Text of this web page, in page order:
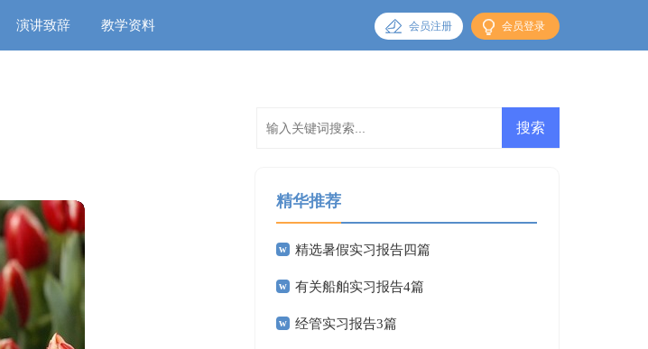
演讲致辞 教学资料 会员登录
会员注册
精华推荐
精选暑假实习报告四篇
有关船舶实习报告4篇
经管实习报告3篇